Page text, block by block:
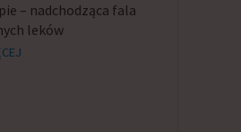
– nadchodząca fala
leków